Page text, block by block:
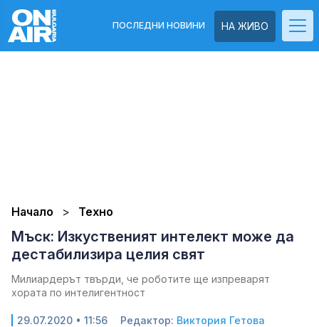
НА ЖИВО
ПОСЛЕДНИ НОВИНИ
Начало Техно
Мъск: Изкуственият интелект може да
дестабилизира целия свят
Милиардерът твърди, че роботите ще изпреварят
хората по интелигентност
29.07.2020 • 11:56 Редактор: Виктория Гетова